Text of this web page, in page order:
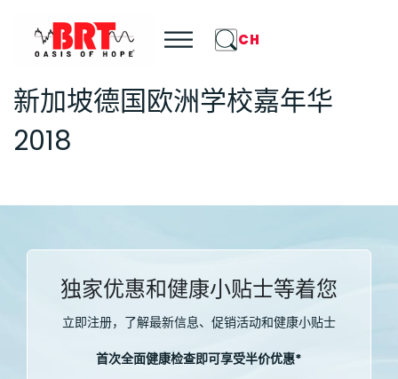
CH
新加坡德国欧洲学校嘉年华
2018
独家优惠和健康小贴士等着您
立即注册，了解最新信息、促销活动和健康小贴士
首次全面健康检查即可享受半价优惠*